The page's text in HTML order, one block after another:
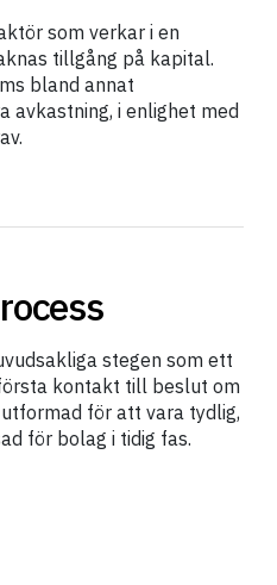
som verkar i en
tillgång på kapital.
bland annat
avkastning, i enlighet med
stegen som ett
kontakt till beslut om
för att vara tydlig,
för bolag i tidig fas.